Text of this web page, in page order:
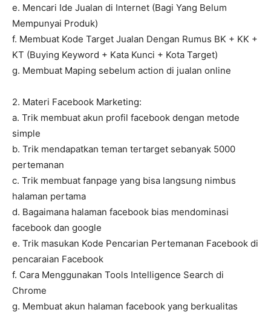
e. Mencari Ide Jualan di Internet (Bagi Yang Belum
Mempunyai Produk)
f. Membuat Kode Target Jualan Dengan Rumus BK + KK +
KT (Buying Keyword + Kata Kunci + Kota Target)
g. Membuat Maping sebelum action di jualan online
2. Materi Facebook Marketing:
a. Trik membuat akun profil facebook dengan metode
simple
b. Trik mendapatkan teman tertarget sebanyak 5000
pertemanan
c. Trik membuat fanpage yang bisa langsung nimbus
halaman pertama
d. Bagaimana halaman facebook bias mendominasi
facebook dan google
e. Trik masukan Kode Pencarian Pertemanan Facebook di
pencaraian Facebook
f. Cara Menggunakan Tools Intelligence Search di
Chrome
g. Membuat akun halaman facebook yang berkualitas